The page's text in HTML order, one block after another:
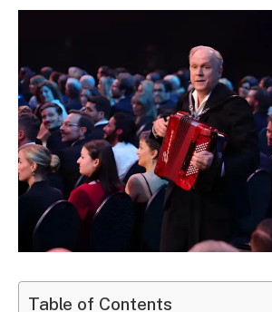
Table of Contents